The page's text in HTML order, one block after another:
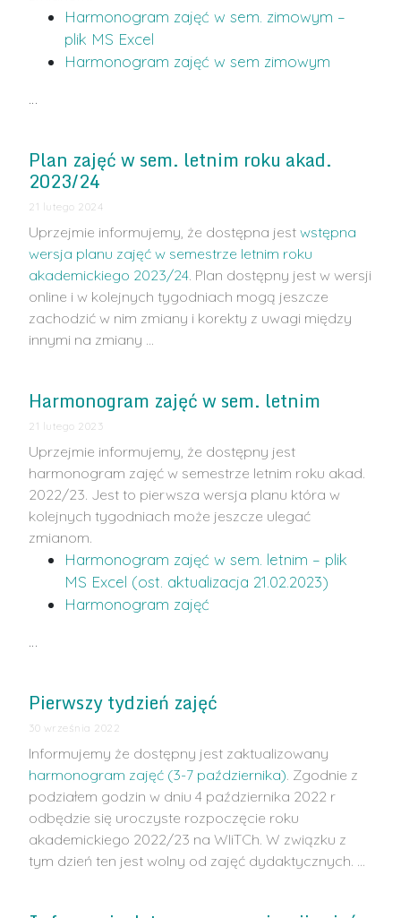
Harmonogram zajęć w sem. zimowym –
plik MS Excel
Harmonogram zajęć w sem zimowym
…
Plan zajęć w sem. letnim roku akad.
2023/24
21 lutego 2024
Uprzejmie informujemy, że dostępna jestwstępna
wersja planu zajęć w semestrze letnim roku
akademickiego 2023/24. Plan dostępny jest w wersji
online i w kolejnych tygodniach mogą jeszcze
zachodzić w nim zmiany i korekty z uwagi między
innymi na zmiany …
Harmonogram zajęć w sem. letnim
21 lutego 2023
Uprzejmie informujemy, że dostępny jest
harmonogram zajęć w semestrze letnim roku akad.
2022/23. Jest to pierwsza wersja planu która w
kolejnych tygodniach może jeszcze ulegać
zmianom.
Harmonogram zajęć w sem. letnim – plik
MS Excel (ost. aktualizacja 21.02.2023)
Harmonogram zajęć
…
Pierwszy tydzień zajęć
30 września 2022
Informujemy że dostępny jest zaktualizowany
harmonogram zajęć (3-7 października). Zgodnie z
podziałem godzin w dniu 4 października 2022 r
odbędzie się uroczyste rozpoczęcie roku
akademickiego 2022/23 na WIiTCh. W związku z
tym dzień ten jest wolny od zajęć dydaktycznych. …